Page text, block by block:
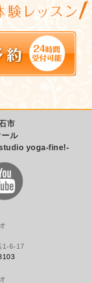
市
ール
studio yoga-fine!-
1-6-17